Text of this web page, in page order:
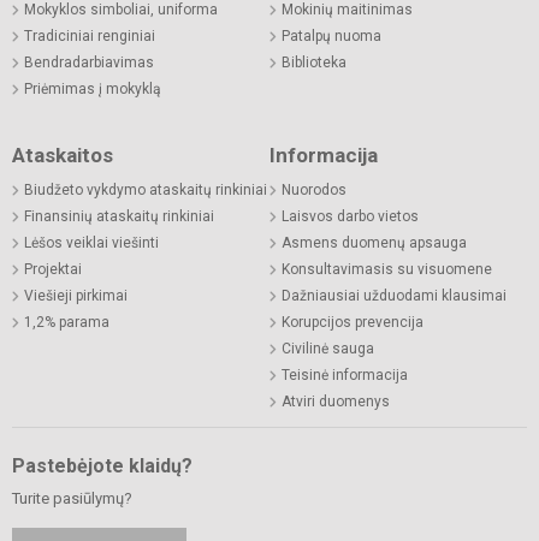
Mokyklos simboliai, uniforma
Tradiciniai renginiai
Bendradarbiavimas
Priėmimas į mokyklą
Mokinių maitinimas
Patalpų nuoma
Biblioteka
Ataskaitos
Biudžeto vykdymo ataskaitų rinkiniai
Finansinių ataskaitų rinkiniai
Lėšos veiklai viešinti
Projektai
Viešieji pirkimai
1,2% parama
Informacija
Nuorodos
Laisvos darbo vietos
Asmens duomenų apsauga
Konsultavimasis su visuomene
Dažniausiai užduodami klausimai
Korupcijos prevencija
Civilinė sauga
Teisinė informacija
Atviri duomenys
Pastebėjote klaidų?
Turite pasiūlymų?